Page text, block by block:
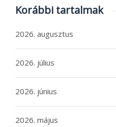
Korábbi tartalmak
2026. augusztus
2026. július
2026. június
2026. május